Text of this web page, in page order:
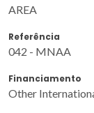
AREA
Referência
042 - MNAA
Financiamento
Other